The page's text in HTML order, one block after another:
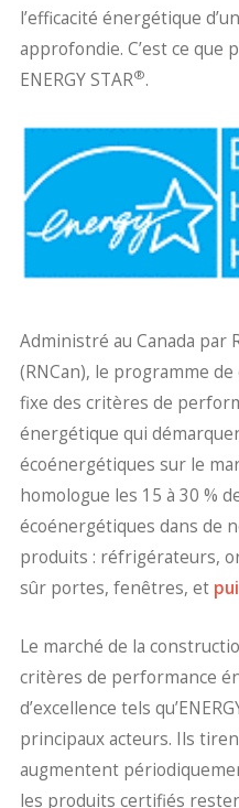
l’efficacité énergétique
approfondie. C’est ce que
ENERGY STAR®.
Administré au Canada par
(RNCan), le programme de
fixe des critères de
énergétique qui
écoénergétiques sur le
homologue les 15 à 30 %
écoénergétiques dans de
produits : réfrigérateurs,
sûr portes, fenêtres, et
Le marché de la
critères de performance
d’excellence tels
principaux acteurs. Ils
augmentent
les produits certifiés